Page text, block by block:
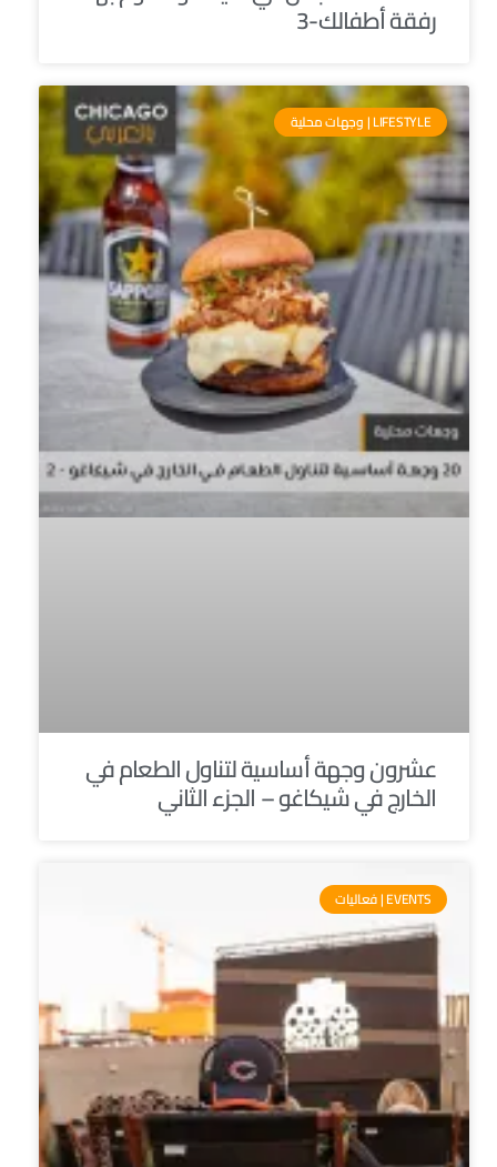
رفقة أطفالك-3
LIFESTYLE | وجهات محلية
عشرون وجهة أساسية لتناول الطعام في
الخارج في شيكاغو – الجزء الثاني
EVENTS | فعاليات